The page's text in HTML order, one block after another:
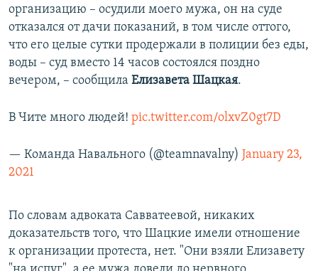
организацию – осудили моего мужа, он на суде
отказался от дачи показаний, в том числе оттого,
что его целые сутки продержали в полиции без еды,
воды – суд вместо 14 часов состоялся поздно
вечером, – сообщила Елизавета Шацкая.
В Чите много людей! pic.twitter.com/olxvZ0gt7D
— Команда Навального (@teamnavalny) January 23,
2021
По словам адвоката Савватеевой, никаких
доказательств того, что Шацкие имели отношение
к организации протеста, нет. "Они взяли Елизавету